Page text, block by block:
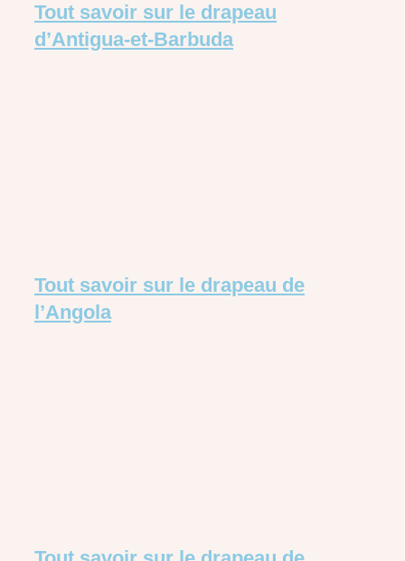
Tout savoir sur le drapeau
d’Antigua-et-Barbuda
Tout savoir sur le drapeau de
l’Angola